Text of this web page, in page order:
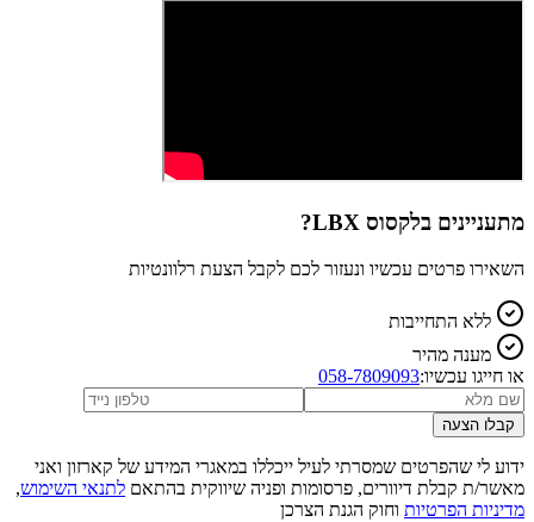
מתעניינים בלקסוס LBX ?
השאירו פרטים עכשיו ונעזור לכם לקבל הצעת רלוונטיות
ללא התחייבות
מענה מהיר
או חייגו עכשיו:058-7809093
קבלו הצעה
ידוע לי שהפרטים שמסרתי לעיל ייכללו במאגרי המידע של קארזון ואני
מאשר/ת קבלת דיוורים, פרסומות ופניה שיווקית בהתאם לתנאי השימוש,
מדיניות הפרטיות וחוק הגנת הצרכן